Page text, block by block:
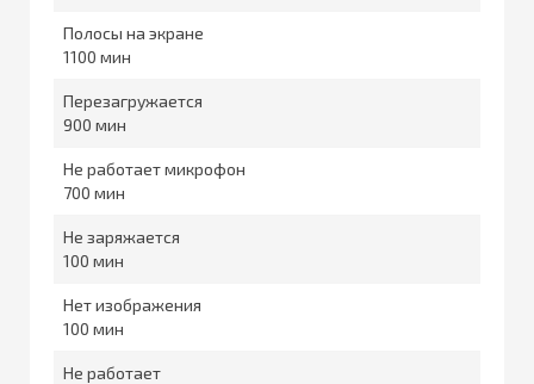
Полосы на экране
1100
Перезагружается
900
Не работает микрофон
700
Не заряжается
100
Нет изображения
100
Не работает